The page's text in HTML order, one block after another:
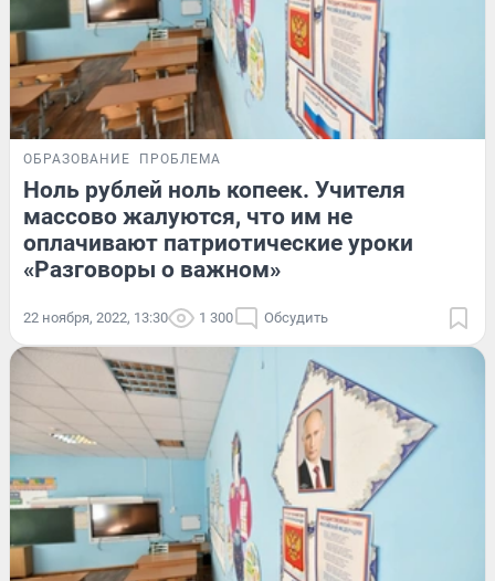
ОБРАЗОВАНИЕ ПРОБЛЕМА
Ноль рублей ноль копеек. Учителя
массово жалуются, что им не
оплачивают патриотические уроки
«Разговоры о важном»
22 ноября, 2022, 13:30 1 300 Обсудить